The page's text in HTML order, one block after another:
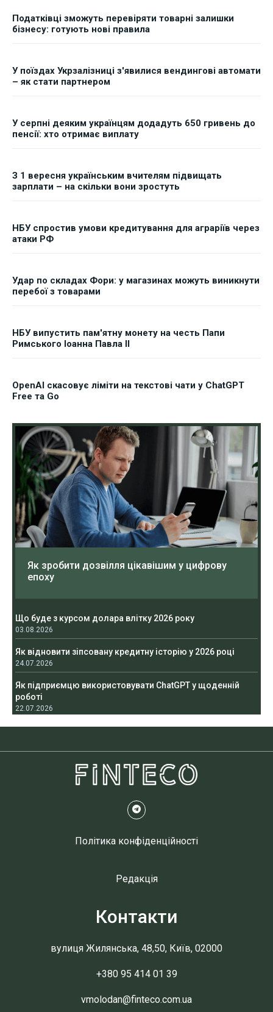
Податківці зможуть перевіряти товарні залишки
бізнесу: готують нові правила
У поїздах Укрзалізниці з'явилися вендингові автомати
– як стати партнером
У серпні деяким українцям додадуть 650 гривень до
пенсії: хто отримає виплату
З 1 вересня українським вчителям підвищать
зарплати – на скільки вони зростуть
НБУ спростив умови кредитування для аграріїв через
атаки РФ
Удар по складах Фори: у магазинах можуть виникнути
перебої з товарами
НБУ випустить пам'ятну монету на честь Папи
Римського Іоанна Павла II
OpenAI скасовує ліміти на текстові чати у ChatGPT
Free та Go
Як зробити дозвілля цікавішим у цифрову
епоху
Що буде з курсом долара влітку 2026 року
03.08.2026
Як відновити зіпсовану кредитну історію у 2026 році
24.07.2026
Як підприємцю використовувати ChatGPT у щоденній
роботі
22.07.2026
Політика конфіденційності
Редакція
Контакти
вулиця Жилянська, 48,50, Київ, 02000
+380 95 414 01 39
vmolodan@finteco.com.ua